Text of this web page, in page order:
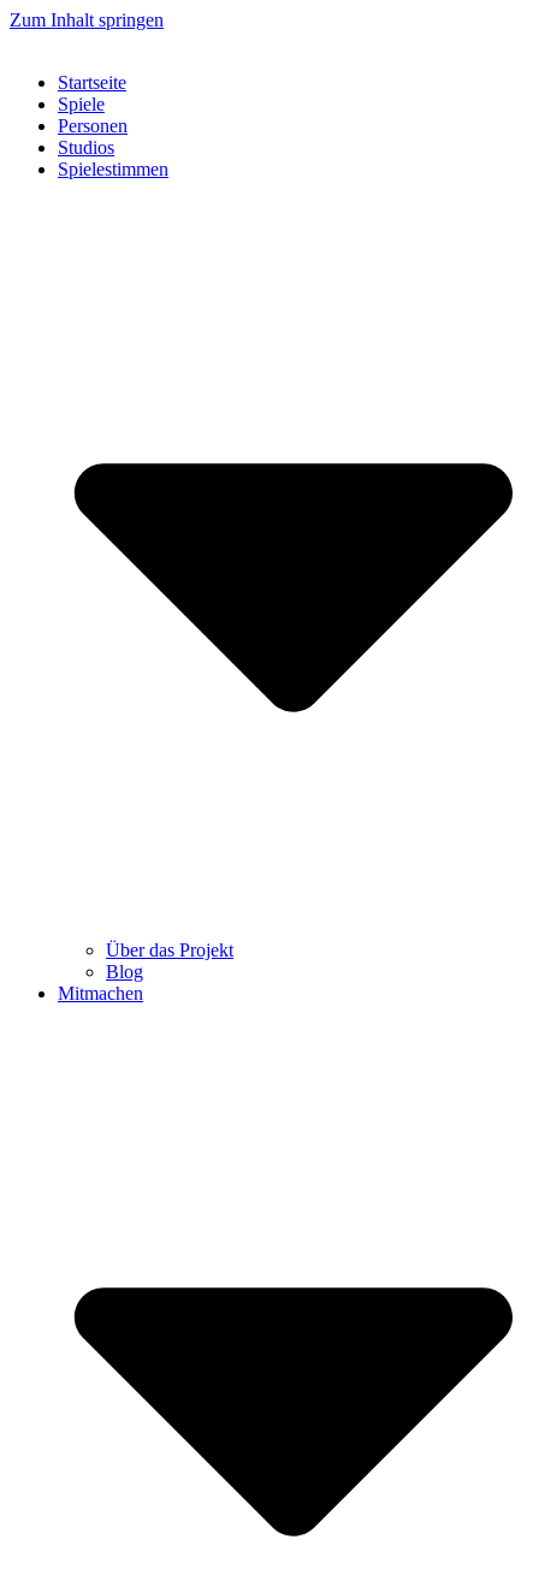
Zum Inhalt springen
Startseite
Spiele
Personen
Studios
Spielestimmen
Über das Projekt
Blog
Mitmachen